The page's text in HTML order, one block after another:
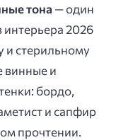
тона — один
интерьера 2026
и стерильному
винные и
бордо,
и сапфир
прочтении.